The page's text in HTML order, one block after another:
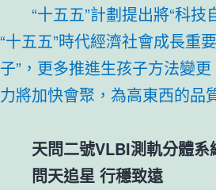
“十五五”計劃提出將“科
“十五五”時代經濟社會成長重
子”，更多推進生孩子方法變
力將加快會聚，為高東西的品
天問二號VLBI測軌分體系
問天追星 行穩致遠